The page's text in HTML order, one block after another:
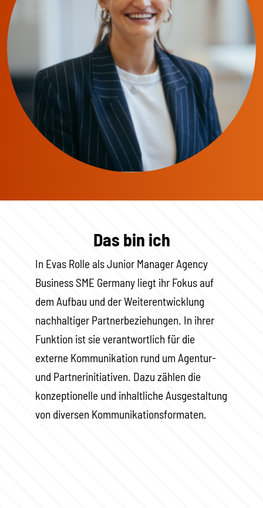
Das bin ich
In Evas Rolle als Junior Manager Agency
Business SME Germany liegt ihr Fokus auf
dem Aufbau und der Weiterentwicklung
nachhaltiger Partnerbeziehungen. In ihrer
Funktion ist sie verantwortlich für die
externe Kommunikation rund um Agentur-
und Partnerinitiativen. Dazu zählen die
konzeptionelle und inhaltliche Ausgestaltung
von diversen Kommunikationsformaten.